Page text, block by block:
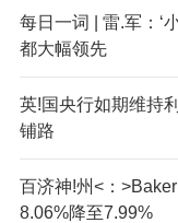
每日一词 | 雷.军：‘
都大幅领先
英!国央行如期维持
铺路
百济神!州<：
8.06%降至7.99%